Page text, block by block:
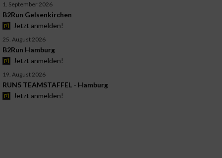
1. September 2026
B2Run Gelsenkirchen
Jetzt anmelden!
25. August 2026
B2Run Hamburg
Jetzt anmelden!
19. August 2026
RUN5 TEAMSTAFFEL - Hamburg
Jetzt anmelden!